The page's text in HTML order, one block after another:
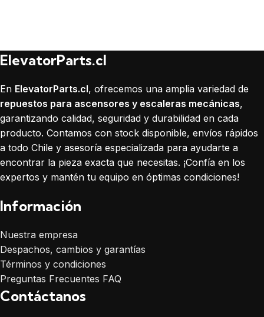
ElevatorParts.cl
En ElevatorParts.cl, ofrecemos una amplia variedad de
repuestos para ascensores y escaleras mecánicas,
garantizando calidad, seguridad y durabilidad en cada
producto. Contamos con stock disponible, envíos rápidos
a todo Chile y asesoría especializada para ayudarte a
encontrar la pieza exacta que necesitas. ¡Confía en los
expertos y mantén tu equipo en óptimas condiciones!
Información
Nuestra empresa
Despachos, cambios y garantías
Términos y condiciones
Preguntas Frecuentes FAQ
Contáctanos